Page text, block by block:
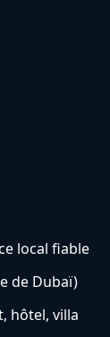
local fiable
de Dubaï)
hôtel, villa